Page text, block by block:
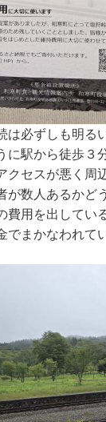
は必ずしも明る
に駅から徒歩３
クセスが悪く周
が数人あるかど
費用を出してい
でまかなわれて